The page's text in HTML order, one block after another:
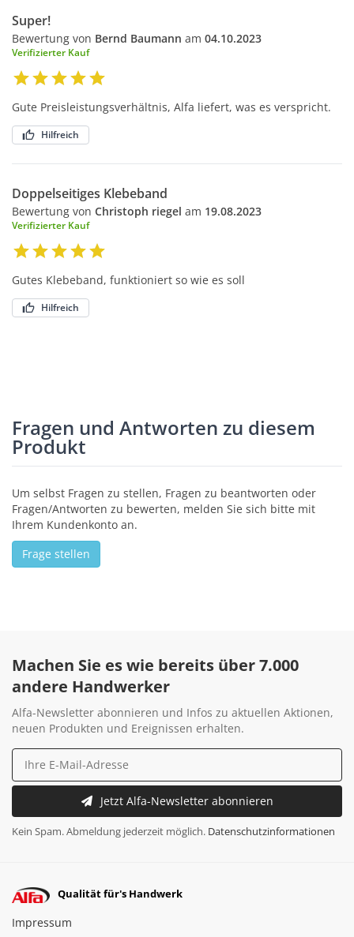
Super!
Bewertung von Bernd Baumann am 04.10.2023
Verifizierter Kauf
Gute Preisleistungsverhältnis, Alfa liefert, was es verspricht.
Hilfreich
Doppelseitiges Klebeband
Bewertung von Christoph riegel am 19.08.2023
Verifizierter Kauf
Gutes Klebeband, funktioniert so wie es soll
Hilfreich
Fragen und Antworten zu diesem
Produkt
Um selbst Fragen zu stellen, Fragen zu beantworten oder
Fragen/Antworten zu bewerten, melden Sie sich bitte mit
Ihrem Kundenkonto an.
Frage stellen
Machen Sie es wie bereits über 7.000
andere Handwerker
Alfa-Newsletter abonnieren und Infos zu aktuellen Aktionen,
neuen Produkten und Ereignissen erhalten.
Jetzt Alfa-Newsletter abonnieren
Kein Spam. Abmeldung jederzeit möglich. Datenschutzinformationen
Qualität für's Handwerk
Impressum